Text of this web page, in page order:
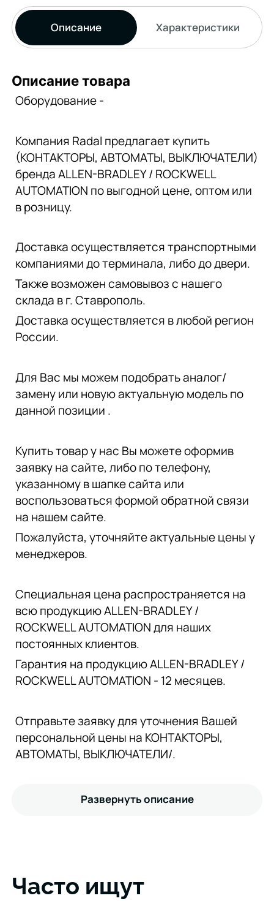
Описание Характеристики
Описание товара
Оборудование -
Компания Radal предлагает купить
(КОНТАКТОРЫ, АВТОМАТЫ, ВЫКЛЮЧАТЕЛИ)
бренда ALLEN-BRADLEY / ROCKWELL
AUTOMATION по выгодной цене, оптом или
в розницу.
Доставка осуществляется транспортными
компаниями до терминала, либо до двери.
Также возможен самовывоз с нашего
склада в г. Ставрополь.
Доставка осуществляется в любой регион
России.
Для Вас мы можем подобрать аналог/
замену или новую актуальную модель по
данной позиции .
Купить товар у нас Вы можете оформив
заявку на сайте, либо по телефону,
указанному в шапке сайта или
воспользоваться формой обратной связи
на нашем сайте.
Пожалуйста, уточняйте актуальные цены у
менеджеров.
Специальная цена распространяется на
всю продукцию ALLEN-BRADLEY /
ROCKWELL AUTOMATION для наших
постоянных клиентов.
Гарантия на продукцию ALLEN-BRADLEY /
ROCKWELL AUTOMATION - 12 месяцев.
Отправьте заявку для уточнения Вашей
персональной цены на КОНТАКТОРЫ,
АВТОМАТЫ, ВЫКЛЮЧАТЕЛИ/.
Развернуть описание
Часто ищут